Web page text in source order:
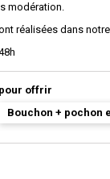
modération.
réalisées dans
offrir
Bouchon + pochon